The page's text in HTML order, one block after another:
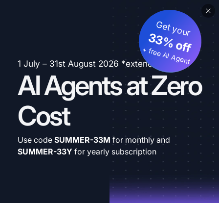
1 July – 31st August 2026 *extended
AI Agents at Zero
Cost
Get your
33% off
+ free AI Agent
Use code SUMMER-33M for monthly and
SUMMER-33Y for yearly subscription